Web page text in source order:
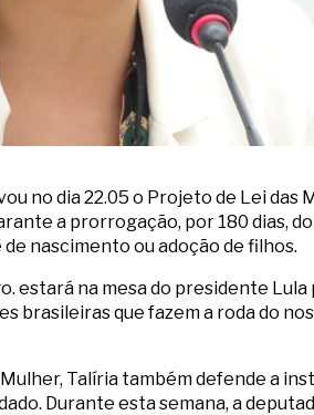
no dia 22.05 o Projeto de Lei das
a prorrogação, por 180 dias,
nascimento ou adoção de filhos.
estará na mesa do presidente
brasileiras que fazem a roda do
Talíria também defende a
Durante esta semana, a